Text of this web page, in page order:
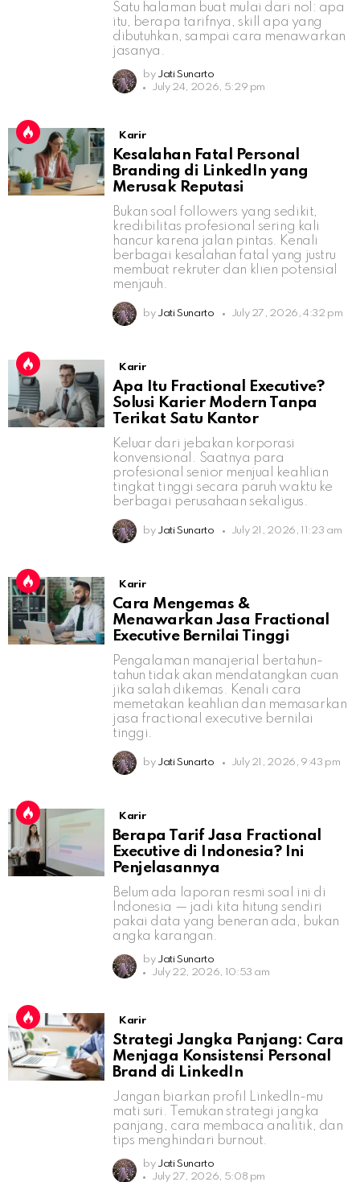
Satu halaman buat mulai dari nol: apa
itu, berapa tarifnya, skill apa yang
dibutuhkan, sampai cara menawarkan
jasanya.
by Jati Sunarto
July 24, 2026, 5:29 pm
Karir
Kesalahan Fatal Personal
Branding di LinkedIn yang
Merusak Reputasi
Bukan soal followers yang sedikit,
kredibilitas profesional sering kali
hancur karena jalan pintas. Kenali
berbagai kesalahan fatal yang justru
membuat rekruter dan klien potensial
menjauh.
by Jati Sunarto July 27, 2026, 4:32 pm
Karir
Apa Itu Fractional Executive?
Solusi Karier Modern Tanpa
Terikat Satu Kantor
Keluar dari jebakan korporasi
konvensional. Saatnya para
profesional senior menjual keahlian
tingkat tinggi secara paruh waktu ke
berbagai perusahaan sekaligus.
by Jati Sunarto July 21, 2026, 11:23 am
Karir
Cara Mengemas &
Menawarkan Jasa Fractional
Executive Bernilai Tinggi
Pengalaman manajerial bertahun-
tahun tidak akan mendatangkan cuan
jika salah dikemas. Kenali cara
memetakan keahlian dan memasarkan
jasa fractional executive bernilai
tinggi.
by Jati Sunarto July 21, 2026, 9:43 pm
Karir
Berapa Tarif Jasa Fractional
Executive di Indonesia? Ini
Penjelasannya
Belum ada laporan resmi soal ini di
Indonesia — jadi kita hitung sendiri
pakai data yang beneran ada, bukan
angka karangan.
by Jati Sunarto
July 22, 2026, 10:53 am
Karir
Strategi Jangka Panjang: Cara
Menjaga Konsistensi Personal
Brand di LinkedIn
Jangan biarkan profil LinkedIn-mu
mati suri. Temukan strategi jangka
panjang, cara membaca analitik, dan
tips menghindari burnout.
by Jati Sunarto
July 27, 2026, 5:08 pm